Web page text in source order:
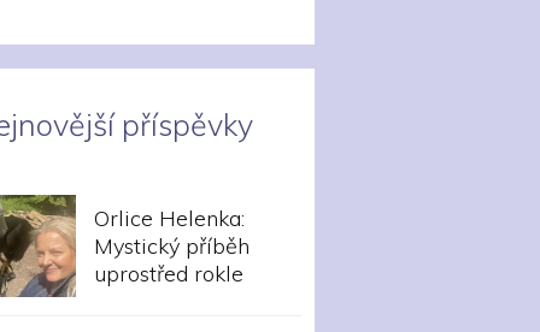
příspěvky
Orlice Helenka:
Mystický příběh
uprostřed rokle